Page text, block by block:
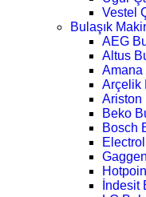
Vestel
Bulaşık
AEG
Altus
Amana
Arçelik
Ariston
Beko
Bosch
İndesit